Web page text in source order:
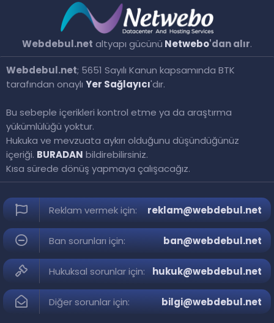
Webdebul.net; 5651 Sayılı Kanun kapsamında BTK
tarafından onaylı Yer Sağlayıcı'dır.
Bu sebeple içerikleri kontrol etme ya da araştırma
yükümlülüğü yoktur.
Hukuka ve mevzuata aykırı olduğunu düşündüğünüz
içeriği. BURADAN bildirebilirsiniz.
Kısa sürede dönüş yapmaya çalışacağız.
Webdebul.net altyapı gücünü Netwebo'dan alır.
Reklam vermek için: reklam@webdebul.net
Ban sorunları için: ban@webdebul.net
Hukuksal sorunlar için: hukuk@webdebul.net
Diğer sorunlar için: bilgi@webdebul.net